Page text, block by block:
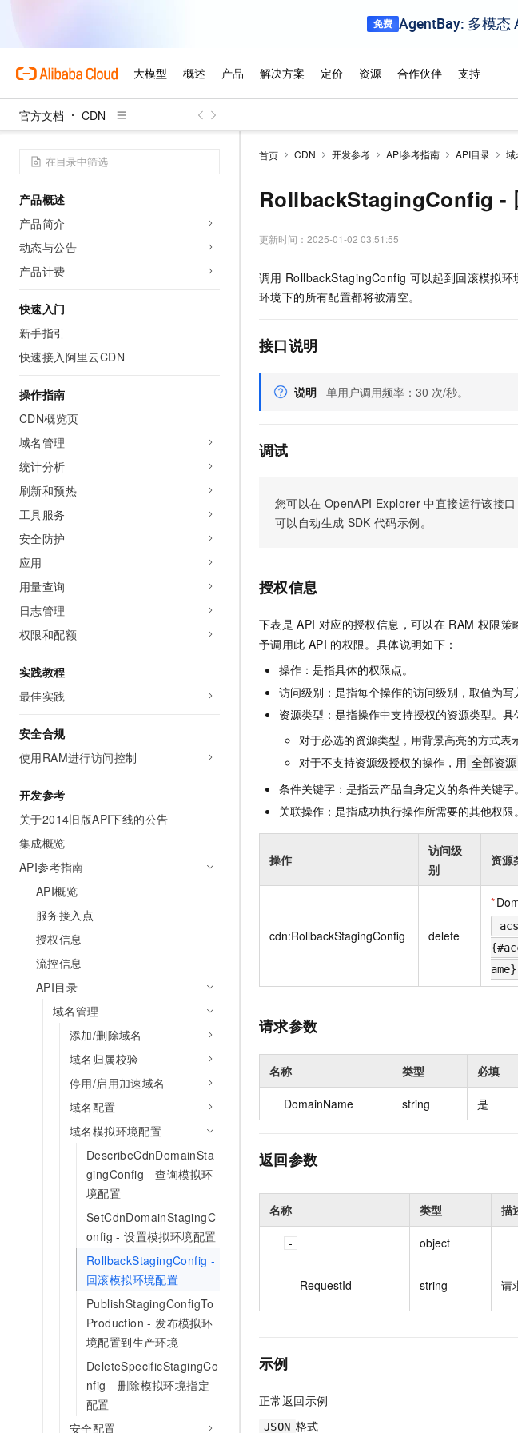
官方文档 CDN
产品概述
产品简介
动态与公告
产品计费
快速入门
新手指引
快速接入阿里云CDN
操作指南
CDN概览页
域名管理
统计分析
刷新和预热
工具服务
安全防护
应用
用量查询
日志管理
权限和配额
实践教程
最佳实践
安全合规
使用RAM进行访问控制
开发参考
关于2014旧版API下线的公告
集成概览
API参考指南
API概览
服务接入点
授权信息
流控信息
API目录
域名管理
添加/删除域名
域名归属校验
停用/启用加速域名
域名配置
域名模拟环境配置
DescribeCdnDomainSta
gingConfig - 查询模拟环
境配置
SetCdnDomainStagingC
onfig - 设置模拟环境配置
RollbackStagingConfig -
回滚模拟环境配置
PublishStagingConfigTo
Production - 发布模拟环
境配置到生产环境
DeleteSpecificStagingCo
nfig - 删除模拟环境指定
配置
安全配置
首页 CDN 开发参考 API参考指南 API目录 域
RollbackStagingConfig -
更新时间： 2025-01-02 03:51:55
调用 RollbackStagingConfig 可以起到回滚模拟
环境下的所有配置都将被清空。
接口说明
说明 单用户调用频率：30 次/秒。
调试
您可以在 OpenAPI Explorer 中直接运行该接
可以自动生成 SDK 代码示例。
授权信息
下表是 API 对应的授权信息，可以在 RAM 权限策
予调用此 API 的权限。具体说明如下：
操作：是指具体的权限点。
访问级别：是指每个操作的访问级别，取值为
资源类型：是指操作中支持授权的资源类型。具
对于必选的资源类型，用背景高亮的方式表
对于不支持资源级授权的操作，用 全部资源
条件关键字：是指云产品自身定义的条件关键字。
关联操作：是指成功执行操作所需要的其他权
操作
访问级
别
资源
cdn:RollbackStagingConfig delete
*
ame}
请求参数
名称 类型 必填
DomainName string 是
返回参数
名称 类型 描
object
RequestId string 请
示例
正常返回示例
JSON 格式